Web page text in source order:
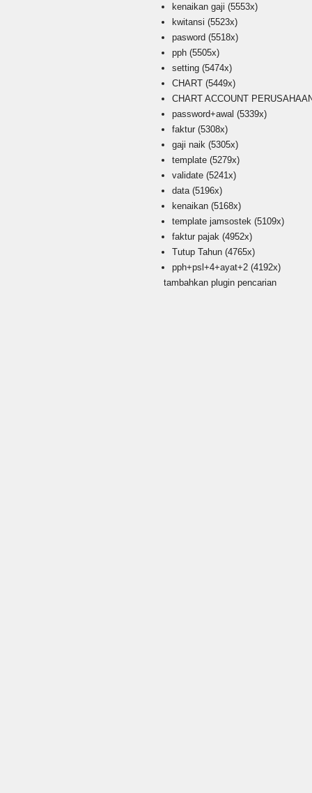
kenaikan gaji (5553x)
kwitansi (5523x)
pasword (5518x)
pph (5505x)
setting (5474x)
CHART (5449x)
CHART ACCOUNT
password+awal (5339x)
faktur (5308x)
gaji naik (5305x)
template (5279x)
validate (5241x)
data (5196x)
kenaikan (5168x)
template jamsostek (5109x)
faktur pajak (4952x)
Tutup Tahun (4765x)
pph+psl+4+ayat+2 (4192x)
tambahkan plugin pencarian